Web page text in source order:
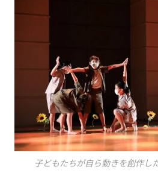
子どもたちが自ら動きを創作し